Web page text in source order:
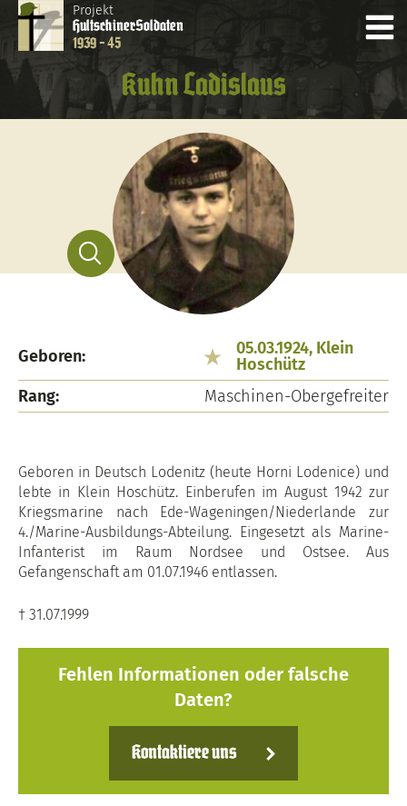
Projekt
HultschinerSoldaten
1939 - 45
Kuhn Ladislaus
Geboren:
05.03.1924, Klein
Hoschütz
Rang:
Maschinen-Obergefreiter
Geboren in Deutsch Lodenitz (heute Horni Lodenice) und
lebte in Klein Hoschütz. Einberufen im August 1942 zur
Kriegsmarine nach Ede-Wageningen/Niederlande zur
4./Marine-Ausbildungs-Abteilung. Eingesetzt als Marine-
Infanterist im Raum Nordsee und Ostsee. Aus
Gefangenschaft am 01.07.1946 entlassen.
† 31.07.1999
Fehlen Informationen oder falsche
Daten?
Kontaktiere uns